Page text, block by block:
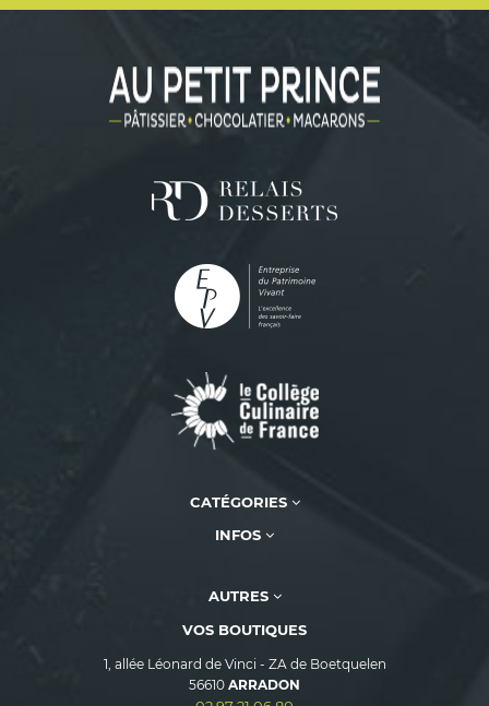
CATÉGORIES
INFOS
AUTRES
VOS BOUTIQUES
1, allée Léonard de Vinci - ZA de Boetquelen
56610 ARRADON